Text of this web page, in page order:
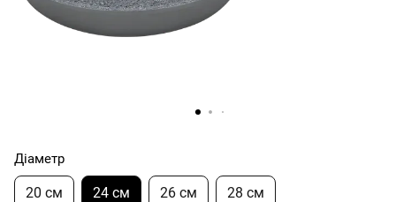
Діаметр
20 см 24 см 26 см 28 см